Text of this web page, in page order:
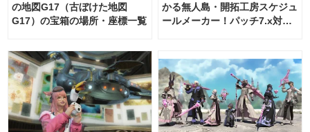
の地図G17（古ぼけた地図
G17）の宝箱の場所・座標一覧
かる無人島・開拓工房スケジュ
ールメーカー！パッチ7.x対応